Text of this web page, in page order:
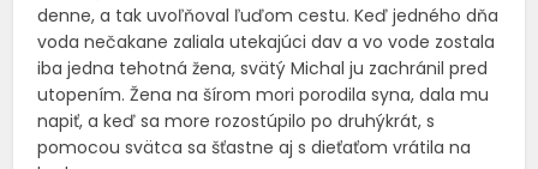
denne, a tak uvoľňoval ľuďom cestu. Keď jedného dňa
voda nečakane zaliala utekajúci dav a vo vode zostala
iba jedna tehotná žena, svätý Michal ju zachránil pred
utopením. Žena na šírom mori porodila syna, dala mu
napiť, a keď sa more rozostúpilo po druhýkrát, s
pomocou svätca sa šťastne aj s dieťaťom vrátila na